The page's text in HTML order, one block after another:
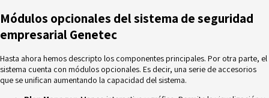
Módulos opcionales del sistema de seguridad
empresarial Genetec
Hasta ahora hemos descripto los componentes principales. Por otra parte, el
sistema cuenta con módulos opcionales. Es decir, una serie de accesorios
que se unifican aumentando la capacidad del sistema.